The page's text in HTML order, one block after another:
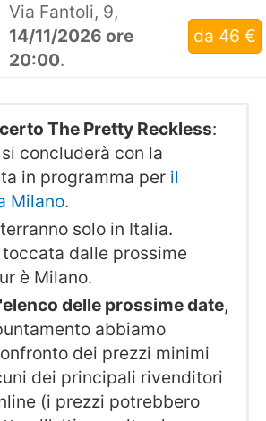
Via Fantoli, 9,
14/11/2026 ore
20:00.
da 46 €
The Pretty Reckless:
concluderà con la
in programma per il
Milano.
solo in Italia.
toccata dalle prossime
è Milano.
delle prossime date,
abbiamo
dei prezzi minimi
dei principali rivenditori
(i prezzi potrebbero